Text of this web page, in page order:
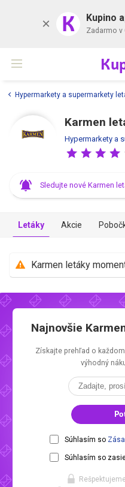
K Kupino
Zadarmo v
Hypermarkety a supermarkety
Karmen
Hypermarkety a
Sledujte nové Karmen
Letáky Akcie
Karmen letáky
Najnovšie
Získajte prehľad o
výhodný
Súhlasím so
Súhlasím so